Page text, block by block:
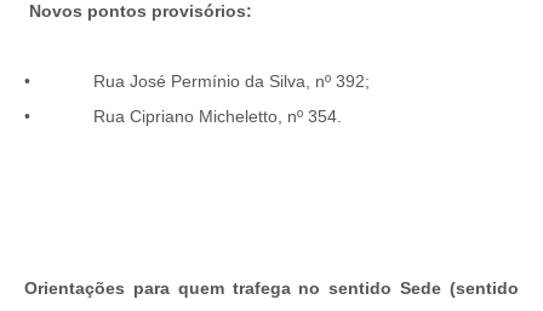
Novos pontos provisórios:
• Rua José Permínio da Silva, nº 392;
• Rua Cipriano Micheletto, nº 354.
Orientações para quem trafega no sentido Sede (sentido